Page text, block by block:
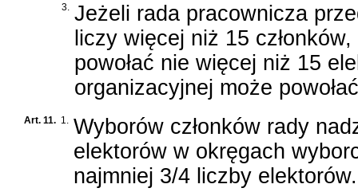
3.
Jeżeli rada pracownicza
liczy więcej niż 15
powołać nie więcej niż 15
organizacyjnej może
Art. 11. 1.
Wyborów członków rady
elektorów w okręgach
najmniej 3/4 liczby elektorów.